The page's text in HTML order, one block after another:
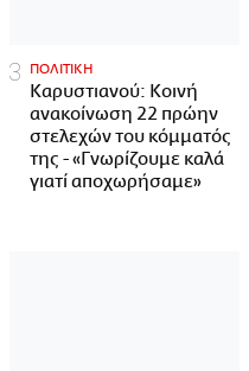
ΠΟΛΙΤΙΚΗ
Καρυστιανού: Κοινή
ανακοίνωση 22 πρώην
στελεχών του κόμματός
της - «Γνωρίζουμε καλά
γιατί αποχωρήσαμε»